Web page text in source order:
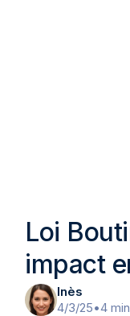
Loi
impact
Inès
4/3/25•4